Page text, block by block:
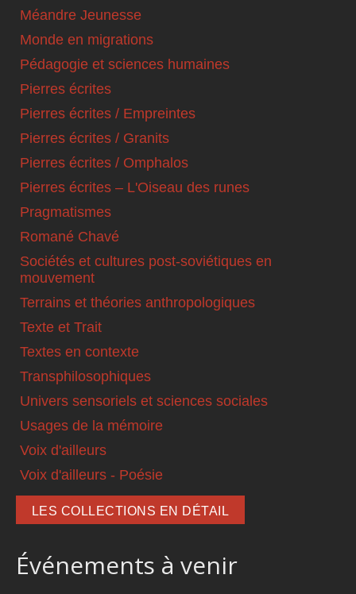
Méandre Jeunesse
Monde en migrations
Pédagogie et sciences humaines
Pierres écrites
Pierres écrites / Empreintes
Pierres écrites / Granits
Pierres écrites / Omphalos
Pierres écrites – L'Oiseau des runes
Pragmatismes
Romané Chavé
Sociétés et cultures post-soviétiques en
mouvement
Terrains et théories anthropologiques
Texte et Trait
Textes en contexte
Transphilosophiques
Univers sensoriels et sciences sociales
Usages de la mémoire
Voix d'ailleurs
Voix d'ailleurs - Poésie
LES COLLECTIONS EN DÉTAIL
Événements à venir